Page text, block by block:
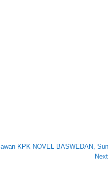
KPK NOVEL BASWEDAN,
Next